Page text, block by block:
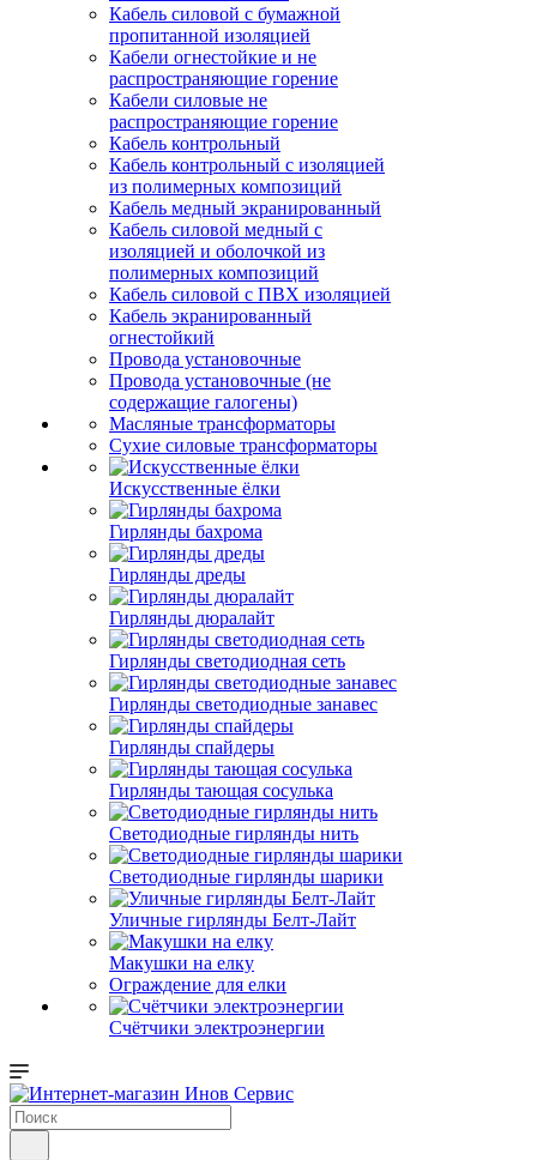
Кабель силовой с бумажной
пропитанной изоляцией
Кабели огнестойкие и не
распространяющие горение
Кабели силовые не
распространяющие горение
Кабель контрольный
Кабель контрольный с изоляцией
из полимерных композиций
Кабель медный экранированный
Кабель силовой медный с
изоляцией и оболочкой из
полимерных композиций
Кабель силовой с ПВХ изоляцией
Кабель экранированный
огнестойкий
Провода установочные
Провода установочные (не
содержащие галогены)
Масляные трансформаторы
Сухие силовые трансформаторы
Искусственные ёлки
Гирлянды бахрома
Гирлянды дреды
Гирлянды дюралайт
Гирлянды светодиодная сеть
Гирлянды светодиодные занавес
Гирлянды спайдеры
Гирлянды тающая сосулька
Светодиодные гирлянды нить
Светодиодные гирлянды шарики
Уличные гирлянды Белт-Лайт
Макушки на елку
Ограждение для елки
Счётчики электроэнергии